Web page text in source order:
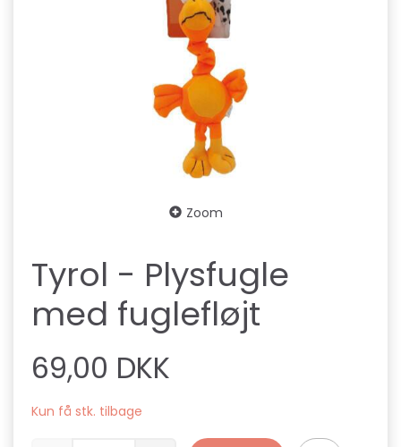
Zoom
Tyrol - Plysfugle
med fuglefløjt
69,00 DKK
Kun få stk. tilbage